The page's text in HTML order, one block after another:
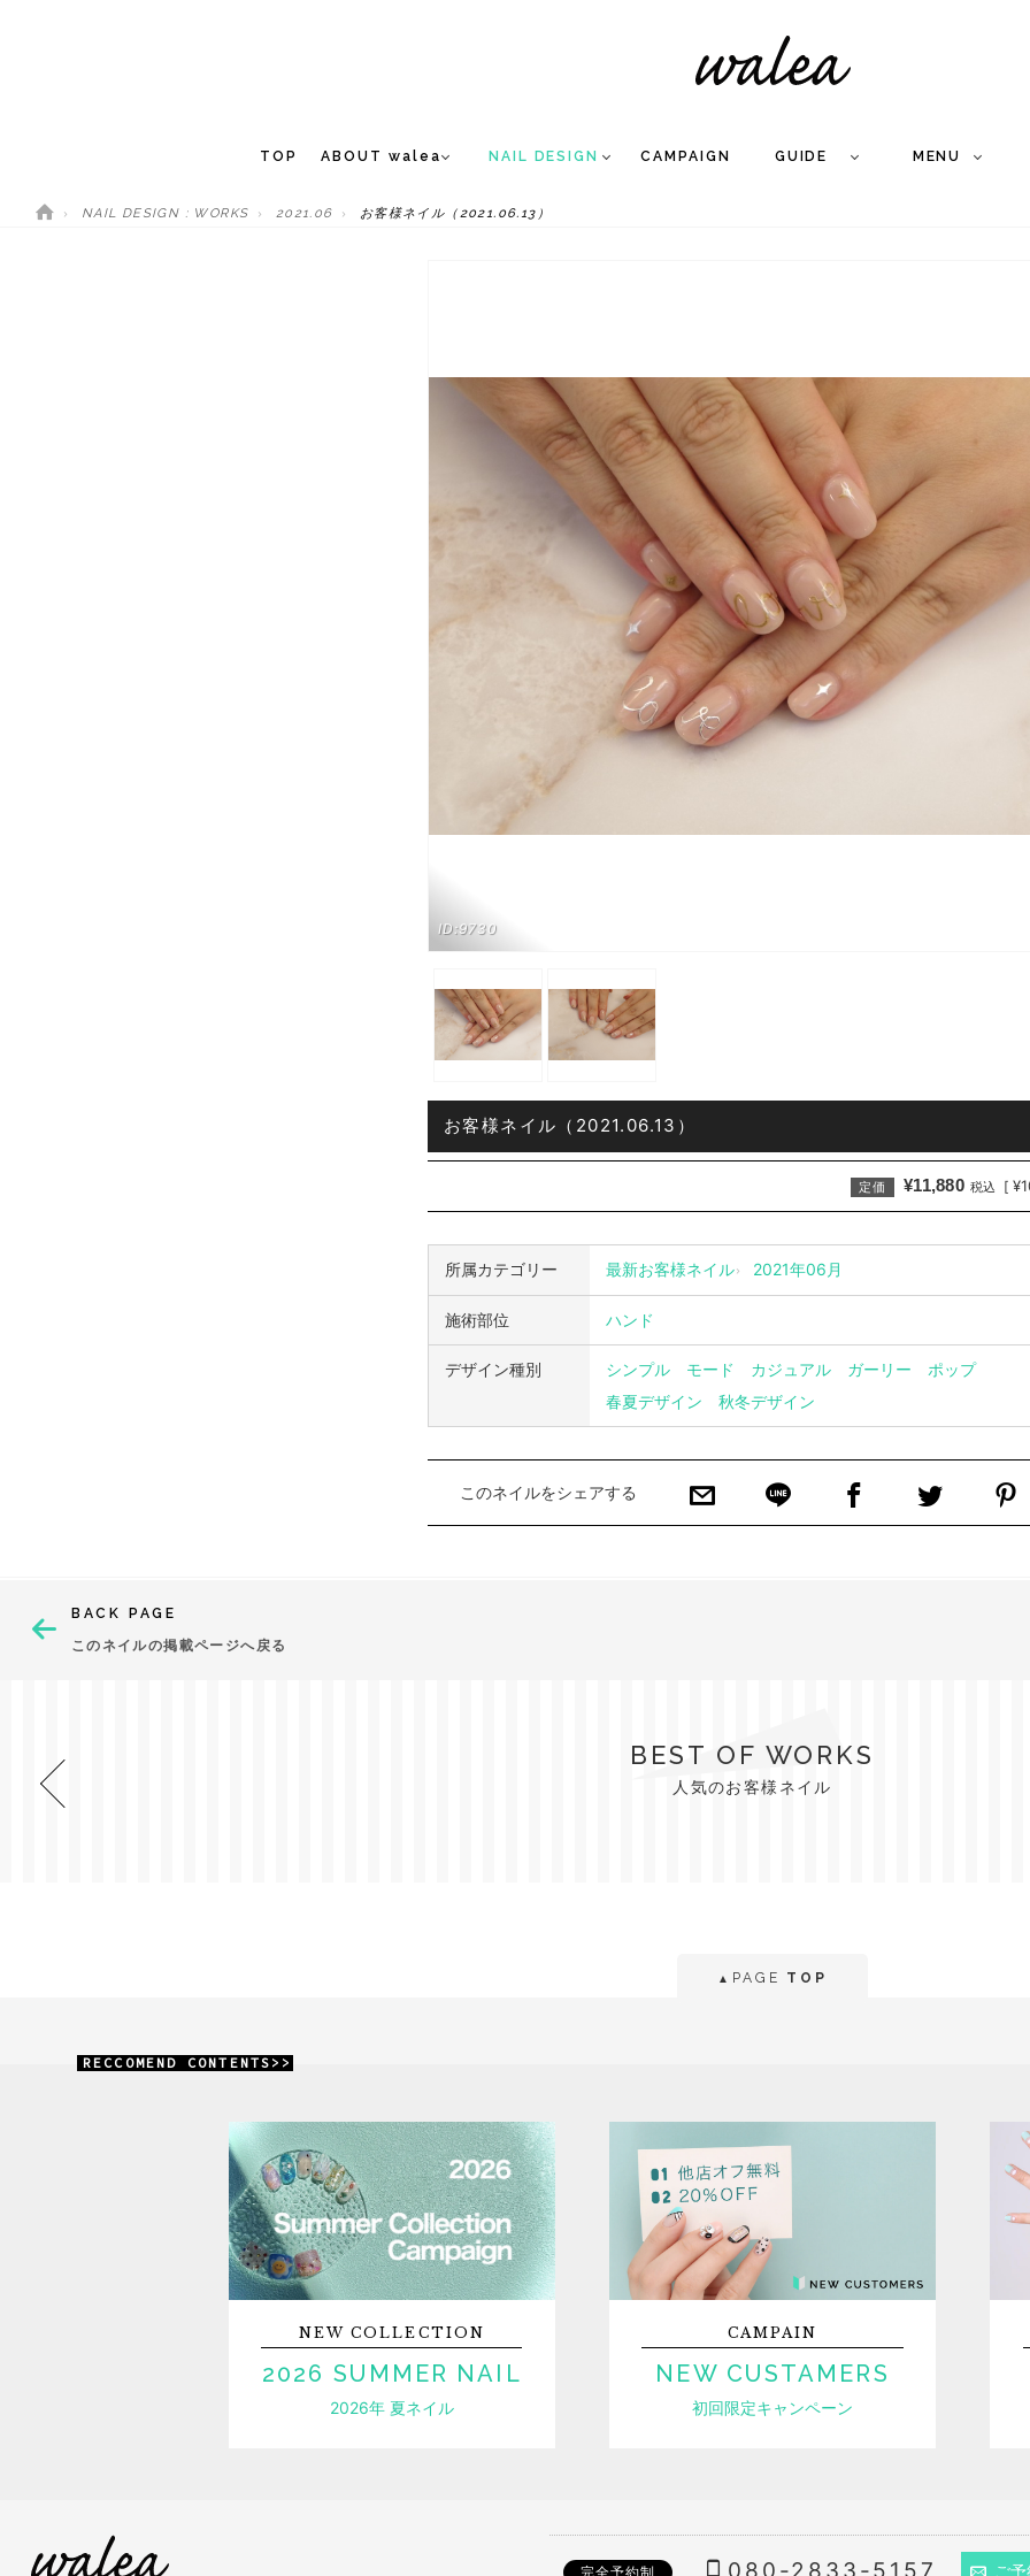
TOP ABOUT walea NAIL DESIGN CAMPAIGN GUIDE MENU
NAIL DESIGN : WORKS 2021.06 お客様ネイル（2021.06.13）
ID:9730
お客様ネイル（2021.06.13）
定価 ¥11,880 税込 [
所属カテゴリー 最新お客様ネイル 2021年06月
施術部位 ハンド
デザイン種別 シンプル モード カジュアル ガーリー
ポップ
春夏デザイン
秋冬デザイン
このネイルをシェアする
BACK PAGE
このネイルの掲載ページへ戻る
BEST OF WORKS
人気のお客様ネイル
▲ PAGE TOP
RECCOMEND CONTENTS>>
NEWCOLLECTION
2026 SUMMER NAIL
2026年 夏ネイル
CAMPAIN
NEW CUSTAMERS
初回限定キャンペーン
完全予約制 ご